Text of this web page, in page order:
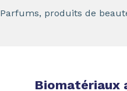
Parfums, produits de
Biomatériaux